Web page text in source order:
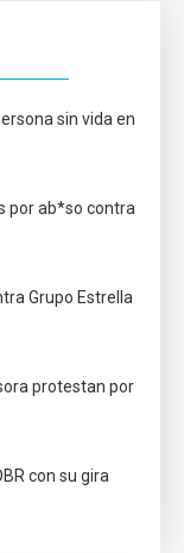
sin vida en
por ab*so contra
Grupo Estrella
protestan por
con su gira